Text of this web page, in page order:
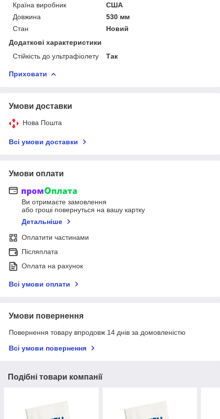
Країна виробник
США
Довжина
530 мм
Стан
Новий
Додаткові характеристики
Стійкість до ультрафіолету
Так
Приховати
Умови доставки
Нова Пошта
Всі умови доставки
Умови оплати
Ви отримаєте замовлення
або гроші повернуться на вашу картку
Детальніше
Оплатити частинами
Післяплата
Оплата на рахунок
Всі умови оплати
Умови повернення
Повернення товару впродовж 14 днів за домовленістю
Всі умови повернення
Подібні товари компанії